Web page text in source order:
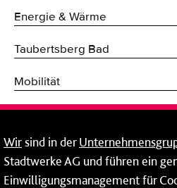
Energie & Wärme
Taubertsberg Bad
Mobilität
Wärme
Fernwärme
Wirsind in der
Stadtwerke AG und führen ein
Einwilligungsmanagement für